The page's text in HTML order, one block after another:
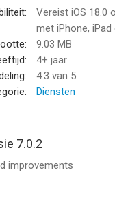
network connection
current connection
Vereist iOS 18.0
met iPhone,
9.03 MB
4+ jaar
4.3 van 5
Diensten
7.0.2
improvements